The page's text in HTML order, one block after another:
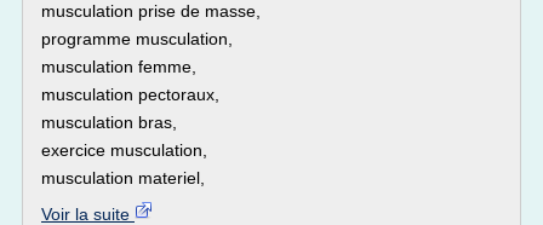
musculation prise de masse,
programme musculation,
musculation femme,
musculation pectoraux,
musculation bras,
exercice musculation,
musculation materiel,
Voir la suite